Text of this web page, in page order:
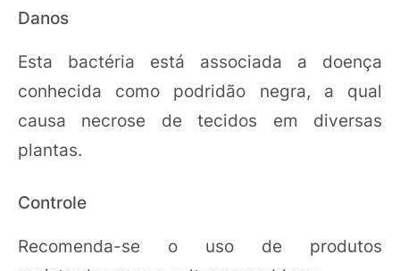
Danos
Esta bactéria está associada a doença
conhecida como podridão negra, a qual
causa necrose de tecidos em diversas
plantas.
Controle
Recomenda-se o uso de produtos